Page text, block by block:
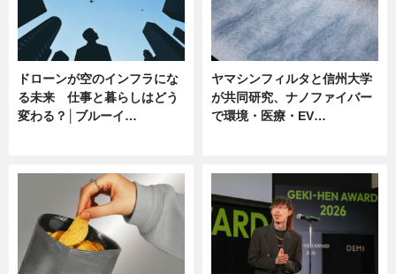
ドローンが空のインフラにな
る未来 仕事と暮らしはどう
変わる？│ブルーイ…
ヤマシンフィルタと信州大学
が共同研究、ナノファイバー
で環境・医療・EV…